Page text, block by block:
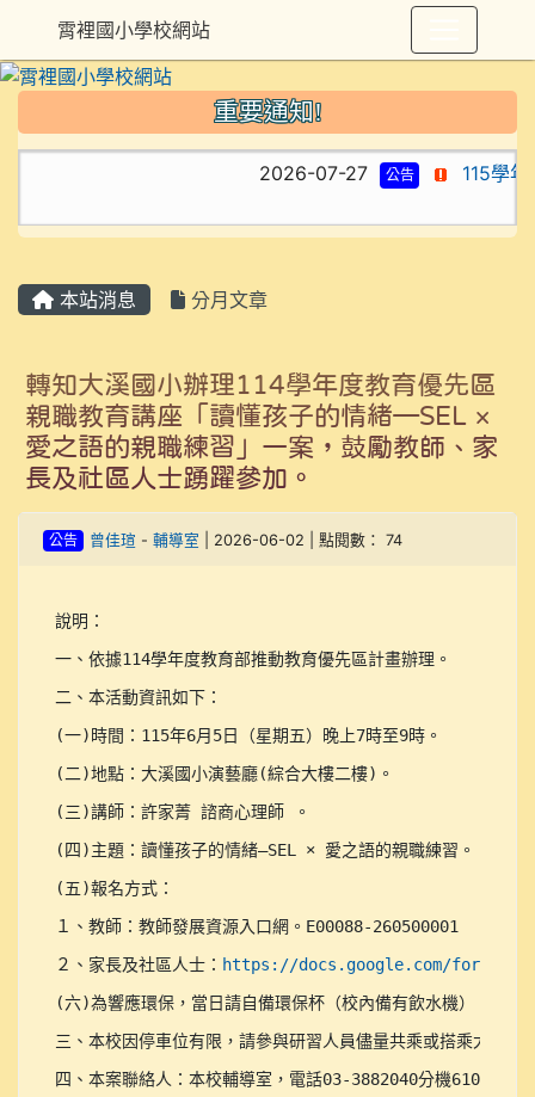
重要通知!
2026-07-27 公告 115學
本站消息 分月文章
轉知大溪國小辦理114學年度教育優先區
親職教育講座「讀懂孩子的情緒—SEL ×
愛之語的親職練習」一案，鼓勵教師、家
長及社區人士踴躍參加。
公告 曾佳瑄 - 輔導室 | 2026-06-02 | 點閱數： 74
說明：
一、依據114學年度教育部推動教育優先區計畫辦理。
二、本活動資訊如下：
(一)時間：115年6月5日（星期五）晚上7時至9時。
(二)地點：大溪國小演藝廳(綜合大樓二樓)。
(三)講師：許家菁 諮商心理師 。
(四)主題：讀懂孩子的情緒—SEL × 愛之語的親職練習。
(五)報名方式：
１、教師：教師發展資源入口網。E00088-260500001
２、家長及社區人士： https://docs.google.com/forms/
(六)為響應環保，當日請自備環保杯（校內備有飲水機）。
三、本校因停車位有限，請參與研習人員儘量共乘或搭乘大眾運
四、本案聯絡人：本校輔導室，電話03-3882040分機610（輔
霄裡國小學校網站